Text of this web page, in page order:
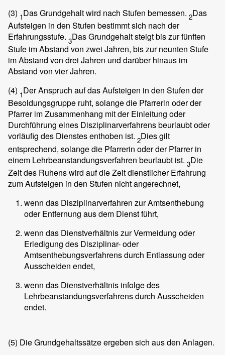
(3) 1Das Grundgehalt wird nach Stufen bemessen. 2Das
Aufsteigen in den Stufen bestimmt sich nach der
Erfahrungsstufe. 3Das Grundgehalt steigt bis zur fünften
Stufe im Abstand von zwei Jahren, bis zur neunten Stufe
im Abstand von drei Jahren und darüber hinaus im
Abstand von vier Jahren.
(4) 1Der Anspruch auf das Aufsteigen in den Stufen der
Besoldungsgruppe ruht, solange die Pfarrerin oder der
Pfarrer im Zusammenhang mit der Einleitung oder
Durchführung eines Disziplinarverfahrens beurlaubt oder
vorläufig des Dienstes enthoben ist. 2Dies gilt
entsprechend, solange die Pfarrerin oder der Pfarrer in
einem Lehrbeanstandungsverfahren beurlaubt ist. 3Die
Zeit des Ruhens wird auf die Zeit dienstlicher Erfahrung
zum Aufsteigen in den Stufen nicht angerechnet,
wenn das Disziplinarverfahren zur Amtsenthebung
oder Entfernung aus dem Dienst führt,
wenn das Dienstverhältnis zur Vermeidung oder
Erledigung des Disziplinar- oder
Amtsenthebungsverfahrens durch Entlassung oder
Ausscheiden endet,
wenn das Dienstverhältnis infolge des
Lehrbeanstandungsverfahrens durch Ausscheiden
endet.
(5) Die Grundgehaltssätze ergeben sich aus den Anlagen.